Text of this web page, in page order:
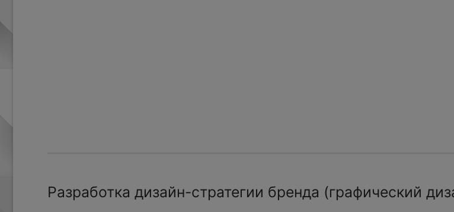
Разработка дизайн-стратегии бренда (графический